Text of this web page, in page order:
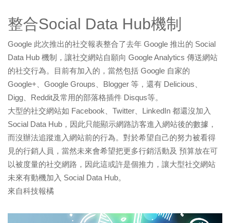
整合Social Data Hub機制
Google 此次推出的社交報表整合了去年 Google 推出的 Social
Data Hub 機制，讓社交網站自願向 Google Analytics 傳送網站
的社交行為。目前有加入的，當然包括 Google 自家的
Google+、Google Groups、Blogger 等，還有 Delicious、
Digg、Reddit及常用的部落格插件 Disqus等。
大型的社交網站如 Facebook、Twitter、LinkedIn 都還沒加入
Social Data Hub，因此只能顯示網路訪客進入網站後的數據，
而沒辦法追蹤進入網站前的行為。對於希望自己的努力被看得
見的行銷人員，當然未來會希望把更多行銷活動及 預算放在可
以被度量的社交網路，因此這或許是個推力，讓大型社交網站
未來有動機加入 Social Data Hub。
來自科技報橘